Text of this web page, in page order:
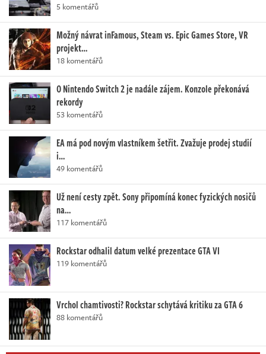
5 komentářů
Možný návrat inFamous, Steam vs. Epic Games Store, VR
projekt…
18 komentářů
O Nintendo Switch 2 je nadále zájem. Konzole překonává
rekordy
53 komentářů
EA má pod novým vlastníkem šetřit. Zvažuje prodej studií
i…
49 komentářů
Už není cesty zpět. Sony připomíná konec fyzických nosičů
na…
117 komentářů
Rockstar odhalil datum velké prezentace GTA VI
119 komentářů
Vrchol chamtivosti? Rockstar schytává kritiku za GTA 6
88 komentářů